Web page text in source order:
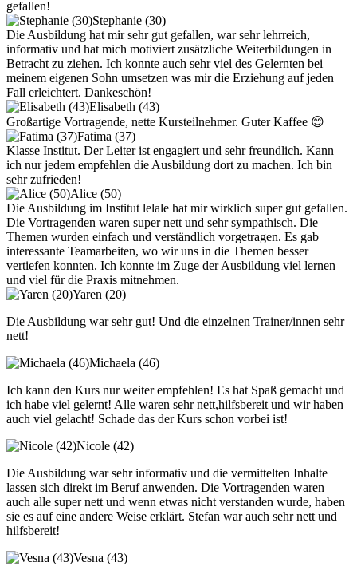
gefallen!
Stephanie (30)
Die Ausbildung hat mir sehr gut gefallen, war sehr lehrreich,
informativ und hat mich motiviert zusätzliche Weiterbildungen in
Betracht zu ziehen. Ich konnte auch sehr viel des Gelernten bei
meinem eigenen Sohn umsetzen was mir die Erziehung auf jeden
Fall erleichtert. Dankeschön!
Elisabeth (43)
Großartige Vortragende, nette Kursteilnehmer. Guter Kaffee 😊
Fatima (37)
Klasse Institut. Der Leiter ist engagiert und sehr freundlich. Kann
ich nur jedem empfehlen die Ausbildung dort zu machen. Ich bin
sehr zufrieden!
Alice (50)
Die Ausbildung im Institut lelale hat mir wirklich super gut gefallen.
Die Vortragenden waren super nett und sehr sympathisch. Die
Themen wurden einfach und verständlich vorgetragen. Es gab
interessante Teamarbeiten, wo wir uns in die Themen besser
vertiefen konnten. Ich konnte im Zuge der Ausbildung viel lernen
und viel für die Praxis mitnehmen.
Yaren (20)
Die Ausbildung war sehr gut! Und die einzelnen Trainer/innen sehr
nett!
Michaela (46)
Ich kann den Kurs nur weiter empfehlen! Es hat Spaß gemacht und
ich habe viel gelernt! Alle waren sehr nett,hilfsbereit und wir haben
auch viel gelacht! Schade das der Kurs schon vorbei ist!
Nicole (42)
Die Ausbildung war sehr informativ und die vermittelten Inhalte
lassen sich direkt im Beruf anwenden. Die Vortragenden waren
auch alle super nett und wenn etwas nicht verstanden wurde, haben
sie es auf eine andere Weise erklärt. Stefan war auch sehr nett und
hilfsbereit!
Vesna (43)